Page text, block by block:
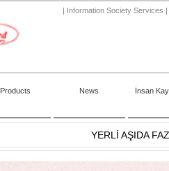
| Information Society Services |
Products News İnsan
YERLİ AŞIDA